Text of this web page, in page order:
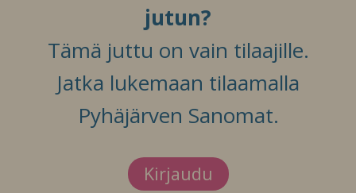
jutun?
Tämä juttu on vain tilaajille.
Jatka lukemaan tilaamalla
Pyhäjärven Sanomat.
Kirjaudu